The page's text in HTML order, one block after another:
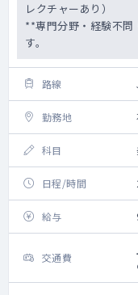
レクチャーあり）
**専門分野・経験不問
す。
路線
勤務地
科目
日程/時間
給与
交通費